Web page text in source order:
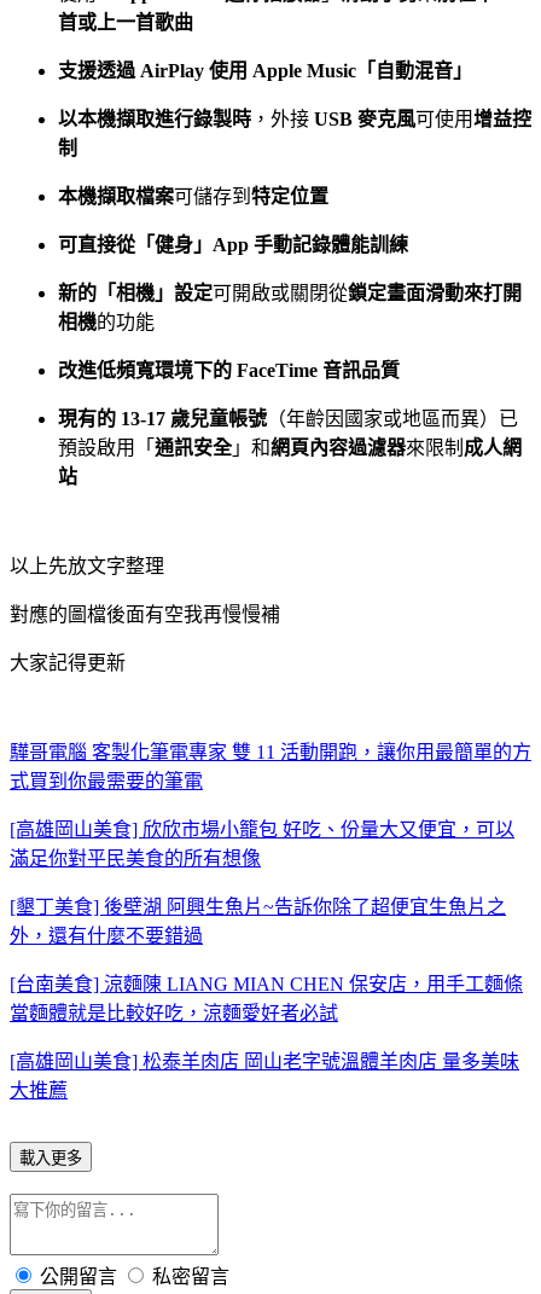
首或上一首歌曲
支援透過 AirPlay 使用 Apple Music「自動混音」
以本機擷取進行錄製時 ，外接 USB 麥克風可使用增益控
制
本機擷取檔案可儲存到 特定位置
可直接從「健身」App 手動記錄體能訓練
新的「相機」設定可開啟或關閉從鎖定畫面滑動來打開
相機的功能
改進低頻寬環境下的 FaceTime 音訊品質
現有的 13-17 歲兒童帳號（年齡因國家或地區而異）已
預設啟用「 通訊安全」和網頁內容過濾器來限制 成人網
站
以上先放文字整理
對應的圖檔後面有空我再慢慢補
大家記得更新
驊哥電腦 客製化筆電專家 雙 11 活動開跑，讓你用最簡單的方
式買到你最需要的筆電
[高雄岡山美食] 欣欣市場小籠包 好吃、份量大又便宜，可以
滿足你對平民美食的所有想像
[墾丁美食] 後壁湖 阿興生魚片~告訴你除了超便宜生魚片之
外，還有什麼不要錯過
[台南美食] 涼麵陳 LIANG MIAN CHEN 保安店，用手工麵條
當麵體就是比較好吃，涼麵愛好者必試
[高雄岡山美食] 松泰羊肉店 岡山老字號溫體羊肉店 量多美味
大推薦
載入更多
公開留言 私密留言